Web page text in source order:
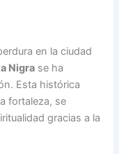
en la ciudad
Nigra se ha
Esta histórica
fortaleza, se
gracias a la